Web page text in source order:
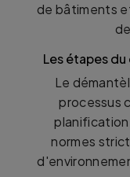
de bâtiments
Les étapes
Le
processus
normes